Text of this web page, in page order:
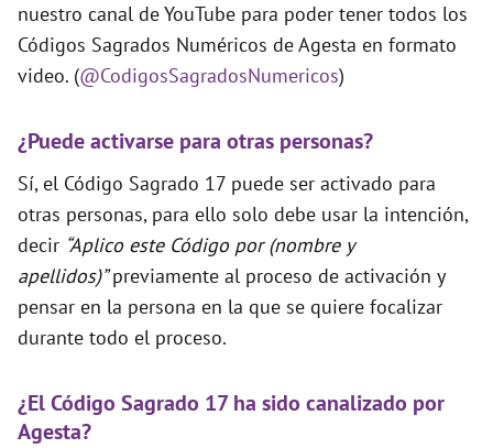
nuestro canal de YouTube para poder tener todos los
Códigos Sagrados Numéricos de Agesta en formato
video. (@CodigosSagradosNumericos)
¿Puede activarse para otras personas?
Sí, el Código Sagrado 17 puede ser activado para
otras personas, para ello solo debe usar la intención,
decir “Aplico este Código por (nombre y
apellidos)”previamente al proceso de activación y
pensar en la persona en la que se quiere focalizar
durante todo el proceso.
¿El Código Sagrado 17 ha sido canalizado por
Agesta?